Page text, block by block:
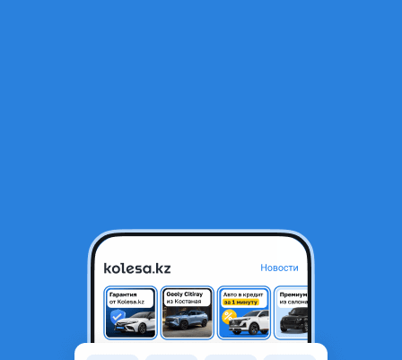
BYD FangChengBao Titanium 3 2025 года
12 700 000 ₸